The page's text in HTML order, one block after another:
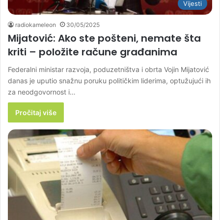
Vijesti
radiokameleon 30/05/2025
Mijatović: Ako ste pošteni, nemate šta
kriti – položite račune građanima
Federalni ministar razvoja, poduzetništva i obrta Vojin Mijatović
danas je uputio snažnu poruku političkim liderima, optužujući ih
za neodgovornost i…
Pročitaj više